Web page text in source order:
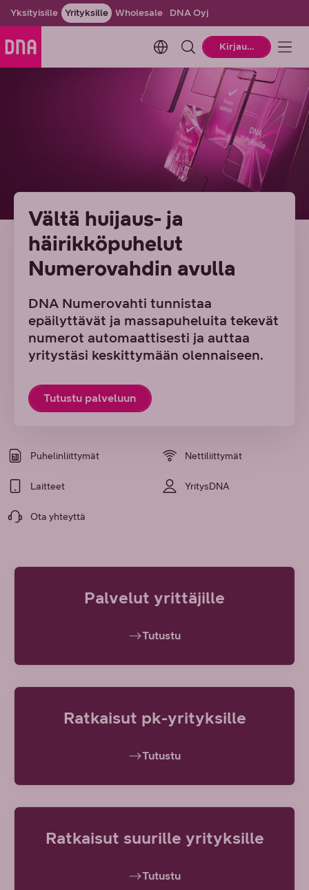
Yksityisille Yrityksille Wholesale DNA Oyj
Change language. Current
Kirjaudu
Vältä huijaus- ja
häirikköpuhelut
Numerovahdin avulla
DNA Numerovahti tunnistaa
epäilyttävät ja massapuheluita tekevät
numerot automaattisesti ja auttaa
yritystäsi keskittymään olennaiseen.
Tutustu palveluun
Puhelinliittymät Nettiliittymät
Laitteet YritysDNA
Ota yhteyttä
Palvelut yrittäjille
Tutustu
Ratkaisut pk-yrityksille
Tutustu
Ratkaisut suurille yrityksille
Tutustu